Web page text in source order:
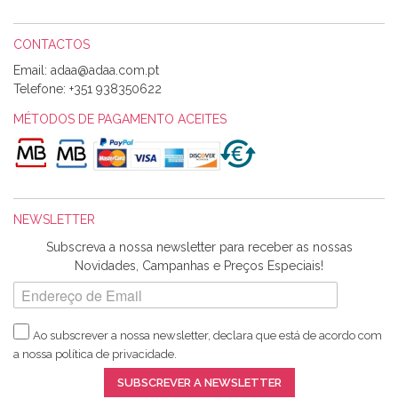
Alexandra Morais
Olá boa Noite. Os meus tecidos chegaram hoje. Muito
obrigada pelo miminho que dá um jeitaço pras minhas linhas
de bordar e não sei o que pões nos tecidos, mas que cheiram
maravilhosamente ... cheiram! :) Muito Obrigada.
Harita a minha encomenda já chegou. :) Muito obrigada pela
rapidez no envio, pela qualidade dos materiais que me
enviaste e pela simpatia de sempre. :)
Catarina Amaro
5 estrelas. Gosto muito do serviço. A Harita Chotalal é muito
CONTACTOS
Email:
Telefone: +351 938350622
MÉTODOS DE PAGAMENTO ACEITES
NEWSLETTER
Subscreva a nossa newsletter para receber as nossas
Novidades, Campanhas e Preços Especiais!
Ao subscrever a nossa newsletter, declara que está de acordo com
a nossa política de privacidade.
SUBSCREVER A NEWSLETTER